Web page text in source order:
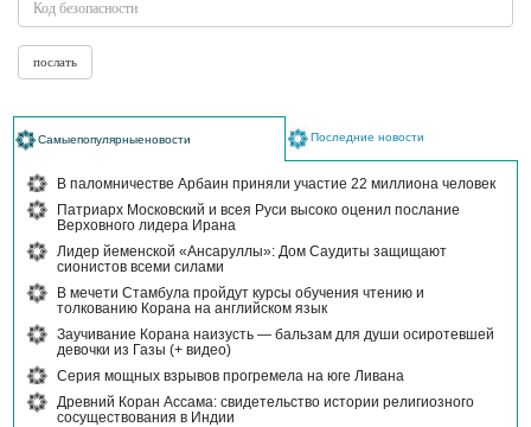
Самыепопулярныеновости Последние новости
В паломничестве Арбаин приняли участие 22 миллиона человек
Патриарх Московский и всея Руси высоко оценил послание
Верховного лидера Ирана
Лидер йеменской «Ансаруллы»: Дом Саудиты защищают
сионистов всеми силами
В мечети Стамбула пройдут курсы обучения чтению и
толкованию Корана на английском язык
Заучивание Корана наизусть — бальзам для души осиротевшей
девочки из Газы (+ видео)
Серия мощных взрывов прогремела на юге Ливана
Древний Коран Ассама: свидетельство истории религиозного
сосуществования в Индии